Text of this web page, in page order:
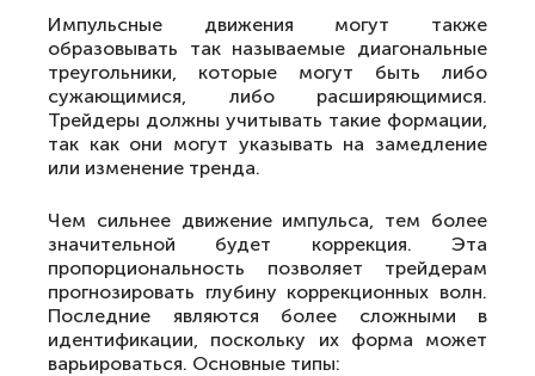
Импульсные движения могут также
образовывать так называемые диагональные
треугольники, которые могут быть либо
сужающимися, либо расширяющимися.
Трейдеры должны учитывать такие формации,
так как они могут указывать на замедление
или изменение тренда.
Чем сильнее движение импульса, тем более
значительной будет коррекция. Эта
пропорциональность позволяет трейдерам
прогнозировать глубину коррекционных волн.
Последние являются более сложными в
идентификации, поскольку их форма может
варьироваться. Основные типы: